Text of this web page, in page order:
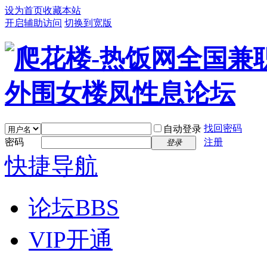
设为首页收藏本站
开启辅助访问 切换到宽版
自动登录 找回密码
密码
登录 注册
快捷导航
论坛BBS
VIP开通